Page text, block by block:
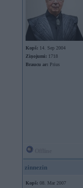
Kopš: 14. Sep 2004
Ziņojumi: 1718
Braucu ar: Prius
zinnezin
Kopš: 08. Mar 2007